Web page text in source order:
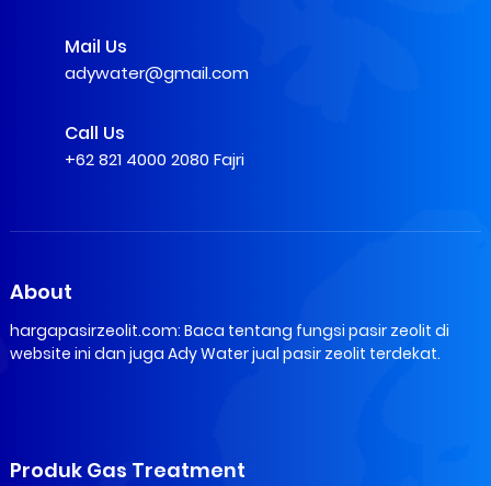
Mail Us
adywater@gmail.com
Call Us
+62 821 4000 2080 Fajri
About
hargapasirzeolit.com: Baca tentang fungsi pasir zeolit di
website ini dan juga Ady Water jual pasir zeolit terdekat.
Produk Gas Treatment